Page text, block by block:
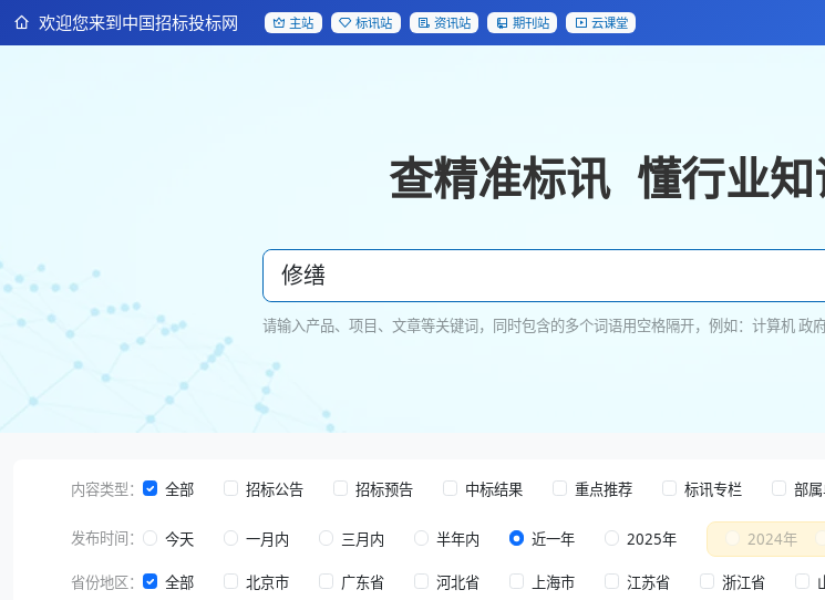
欢迎您来到中国招标投标网 主站 标讯站 资讯站 期刊站 云课堂
查精准标讯 懂行业
请输入产品、项目、文章等关键词，同时包含的多个词语用空格隔开，例如：计算机 政
内容类型： 全部 招标公告 招标预告 中标结果 重点推荐 标讯专栏 部
发布时间： 今天 一月内 三月内 半年内 近一年 2025年 2024年
省份地区： 全部 北京市 广东省 河北省 上海市 江苏省 浙江省